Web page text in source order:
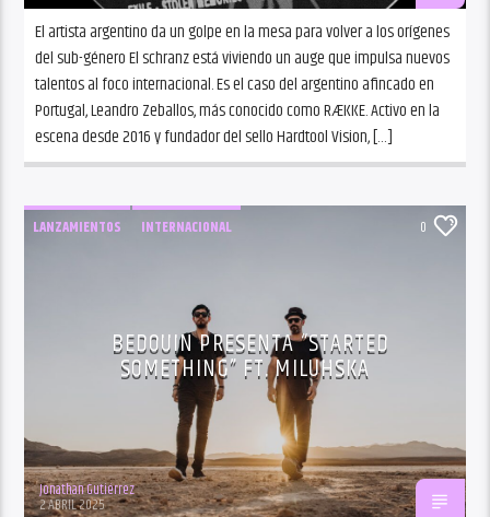
El artista argentino da un golpe en la mesa para volver a los orígenes
del sub-género El schranz está viviendo un auge que impulsa nuevos
talentos al foco internacional. Es el caso del argentino afincado en
Portugal, Leandro Zeballos, más conocido como RÆKKE. Activo en la
escena desde 2016 y fundador del sello Hardtool Vision, […]
LANZAMIENTOS INTERNACIONAL 0
BEDOUIN PRESENTA “STARTED
SOMETHING” FT. MILUHSKA
Jonathan Gutiérrez
2 ABRIL 2025